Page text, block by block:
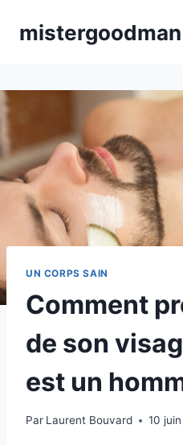
mistergoodman
UN CORPS SAIN
Comment
de son
est un
Par Laurent Bouvard 10